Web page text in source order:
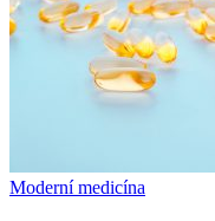
Moderní medicína